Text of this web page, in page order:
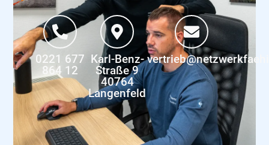
0221 677
864 12
Karl-Benz-
Straße 9
40764
Langenfeld